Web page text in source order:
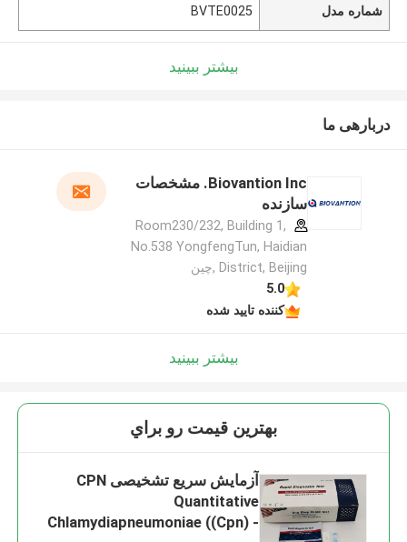
شماره مدل BVTE0025
بیشتر ببینید
دربارهی ما
Biovantion Inc. مشخصات
سازنده
Room230/232, Building 1,
No.538 YongfengTun, Haidian
District, Beijing ,چین
5.0
کننده تایید شده
بیشتر ببینید
بهترين قيمت رو براي
آزمایش سریع تشخیصی CPN
Quantitative
Chlamydiapneumoniae ((Cpn) -